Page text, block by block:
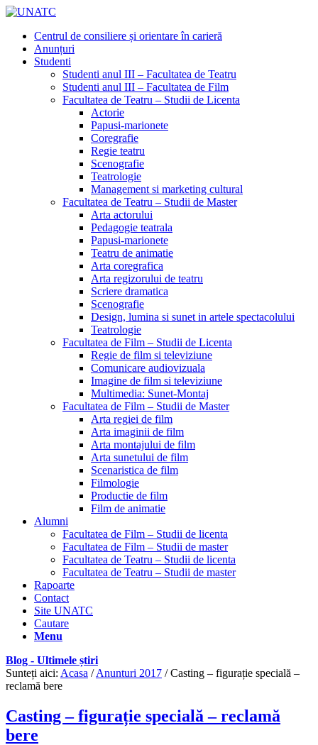
Centrul de consiliere și orientare în carieră
Anunțuri
Studenti
Studenti anul III – Facultatea de Teatru
Studenti anul III – Facultatea de Film
Facultatea de Teatru – Studii de Licenta
Actorie
Papusi-marionete
Coregrafie
Regie teatru
Scenografie
Teatrologie
Management si marketing cultural
Facultatea de Teatru – Studii de Master
Arta actorului
Pedagogie teatrala
Papusi-marionete
Teatru de animatie
Arta coregrafica
Arta regizorului de teatru
Scriere dramatica
Scenografie
Design, lumina si sunet in artele spectacolului
Teatrologie
Facultatea de Film – Studii de Licenta
Regie de film si televiziune
Comunicare audiovizuala
Imagine de film si televiziune
Multimedia: Sunet-Montaj
Facultatea de Film – Studii de Master
Arta regiei de film
Arta imaginii de film
Arta montajului de film
Arta sunetului de film
Scenaristica de film
Filmologie
Productie de film
Film de animatie
Alumni
Facultatea de Film – Studii de licenta
Facultatea de Film – Studii de master
Facultatea de Teatru – Studii de licenta
Facultatea de Teatru – Studii de master
Rapoarte
Contact
Site UNATC
Cautare
Menu
Blog - Ultimele știri
Sunteți aici: Acasa / Anunturi 2017 / Casting – figurație specială –
reclamă bere
Casting – figurație specială – reclamă
bere